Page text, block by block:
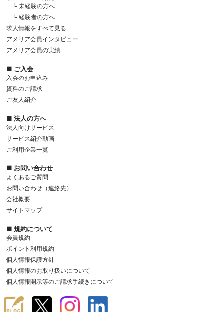
└ 未経験の方へ
└ 経験者の方へ
求人情報をすべて見る
アメリア会員インタビュー
アメリア会員の実績
■ ご入会
入会のお申込み
資料のご請求
ご友人紹介
■ 法人の方へ
法人向けサービス
サービス紹介動画
ご利用企業一覧
■ お問い合わせ
よくあるご質問
お問い合わせ（連絡先）
会社概要
サイトマップ
■ 規約について
会員規約
ポイント利用規約
個人情報保護方針
個人情報のお取り扱いについて
個人情報開示等のご請求手続きについて